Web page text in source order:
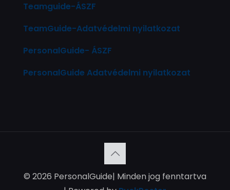
Teamguide-ÁSZF
TeamGuide-Adatvédelmi nyilatkozat
PersonalGuide- ÁSZF
PersonalGuide Adatvédelmi nyilatkozat
© 2026 PersonalGuide| Minden jog fenntartva